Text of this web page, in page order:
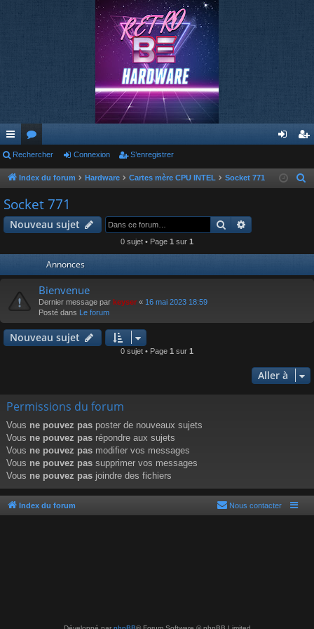
cc
ès
ra
pi
or
u
m
s
ne nr
Rechercher Connexion S’enregistrer
Index du forum Hardware Cartes mère CPU INTEL Socket 771
r
Socket 771
Nouveau sujet Rechercher
0 sujet • Page 1 sur 1
Annonces
Bienvenue
Dernier message par keyser « 16 mai 2023 18:59
Posté dans Le forum
Nouveau sujet
0 sujet • Page 1 sur 1
Aller à
Permissions du forum
Vous ne pouvez pas poster de nouveaux sujets
Vous ne pouvez pas répondre aux sujets
Vous ne pouvez pas modifier vos messages
Vous ne pouvez pas supprimer vos messages
Vous ne pouvez pas joindre des fichiers
Index du forum Nous contacter